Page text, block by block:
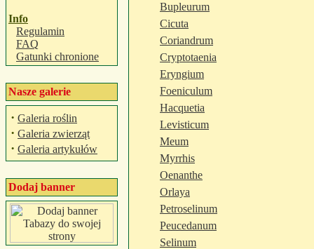
Info
Regulamin
FAQ
Gatunki chronione
Nasze galerie
· Galeria roślin
· Galeria zwierząt
· Galeria artykułów
Dodaj banner
Bupleurum
Cicuta
Coriandrum
Cryptotaenia
Eryngium
Foeniculum
Hacquetia
Levisticum
Meum
Myrrhis
Oenanthe
Orlaya
Petroselinum
Peucedanum
Selinum